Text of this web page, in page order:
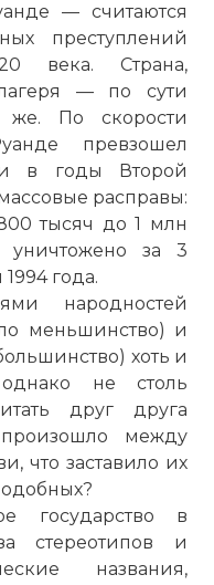
— считаются
преступлений
века. Страна,
— по сути
же. По скорости
превзошел
в годы Второй
расправы:
тысяч до 1 млн
за 3
года.
народностей
меньшинство) и
хоть и
однако не столь
друг друга
между
что заставило их
государство в
стереотипов и
названия,